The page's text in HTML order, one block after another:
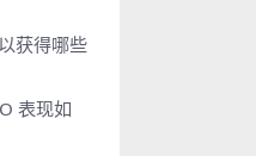
获得哪些
表现如